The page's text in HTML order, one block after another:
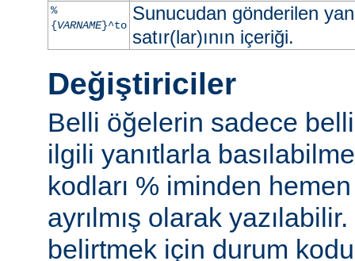
%
{VARNAME}^to
Sunucudan gönderilen
satır(lar)ının içeriği.
Değiştiriciler
Belli öğelerin sadece
ilgili yanıtlarla
kodları % iminden
ayrılmış olarak
belirtmek için durum